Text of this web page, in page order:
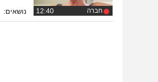
חברה נושאים: